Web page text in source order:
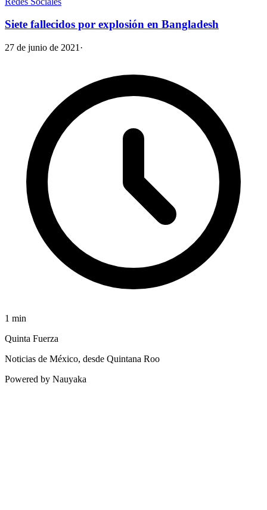
Siete fallecidos por explosión en Bangladesh
27 de junio de 2021 ·
1 min
Quinta Fuerza
Noticias de México, desde Quintana Roo
Powered by Nauyaka